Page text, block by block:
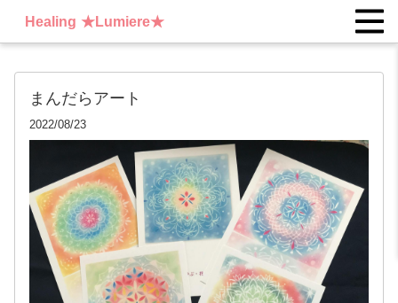
Healing ★Lumiere★
まんだらアート
2022/08/23